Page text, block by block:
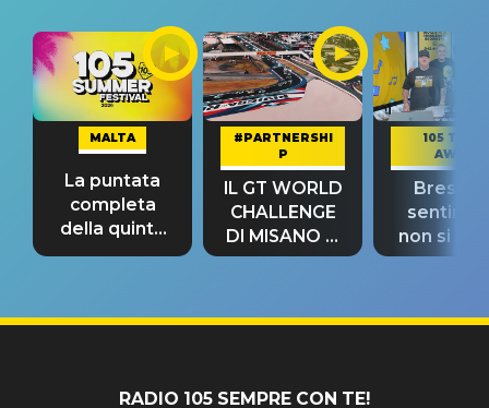
MALTA
La puntata
completa
della quinta
tappa
#PARTNERSHI
P
IL GT WORLD
CHALLENGE
DI MISANO si
riconferma
105 TAKE
AWAY
Bresh:
non si
fino alla
RADIO 105 SEMPRE CON TE!